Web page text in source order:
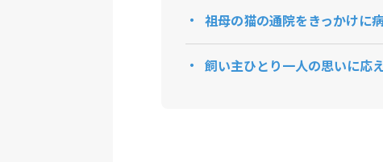
祖母の猫の通院をきっかけに
飼い主ひとり一人の思いに応